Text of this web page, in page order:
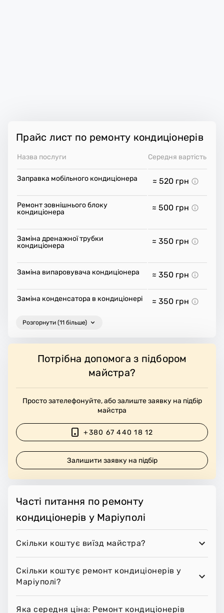
Прайс лист по ремонту кондиціонерів
Назва послуги Середня вартість
Заправка мобільного кондиціонера ≈ 520 грн
Ремонт зовнішнього блоку
кондиціонера
≈ 500 грн
Заміна дренажної трубки
кондиціонера
≈ 350 грн
Заміна випаровувача кондиціонера ≈ 350 грн
Заміна конденсатора в кондиціонері ≈ 350 грн
Розгорнути (11 більше)
Потрібна допомога з підбором
майстра?
Просто зателефонуйте, або залиште заявку на підбір
майстра
+380 67 440 18 12
Залишити заявку на підбір
Часті питання по ремонту
кондиціонерів у Маріуполі
Скільки коштує виїзд майстра?
Скільки коштує ремонт кондиціонерів у
Маріуполі?
Яка середня ціна: Ремонт кондиціонерів